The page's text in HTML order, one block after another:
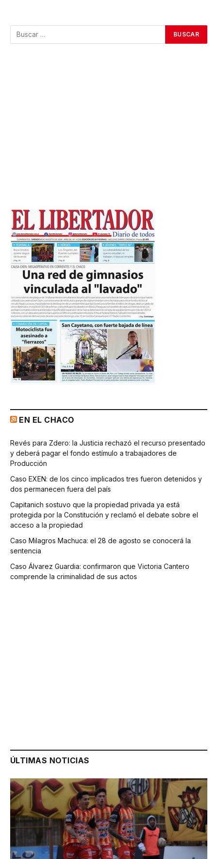
EN EL CHACO
Revés para Zdero: la Justicia rechazó el recurso presentado
y deberá pagar el fondo estímulo a trabajadores de
Producción
Caso EXEN: de los cinco implicados tres fueron detenidos y
dos permanecen fuera del país
Capitanich sostuvo que la propiedad privada ya está
protegida por la Constitución y reclamó el debate sobre el
acceso a la propiedad
Caso Milagros Machuca: el 28 de agosto se conocerá la
sentencia
Caso Álvarez Guardia: confirmaron que Victoria Cantero
comprende la criminalidad de sus actos
ÚLTIMAS NOTICIAS